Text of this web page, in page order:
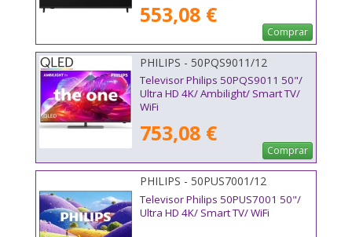
553,08 €
Comprar
PHILIPS - 50PQS9011/12
Televisor Philips 50PQS9011 50"/
Ultra HD 4K/ Ambilight/ Smart TV/
WiFi
753,08 €
Comprar
PHILIPS - 50PUS7001/12
Televisor Philips 50PUS7001 50"/
Ultra HD 4K/ Smart TV/ WiFi